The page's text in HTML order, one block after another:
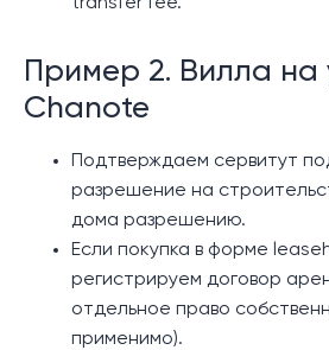
Пример 2. Вилла на
Chanote
Подтверждаем сервитут
разрешение на
дома разрешению.
Если покупка в форме
регистрируем договор
отдельное право
применимо).